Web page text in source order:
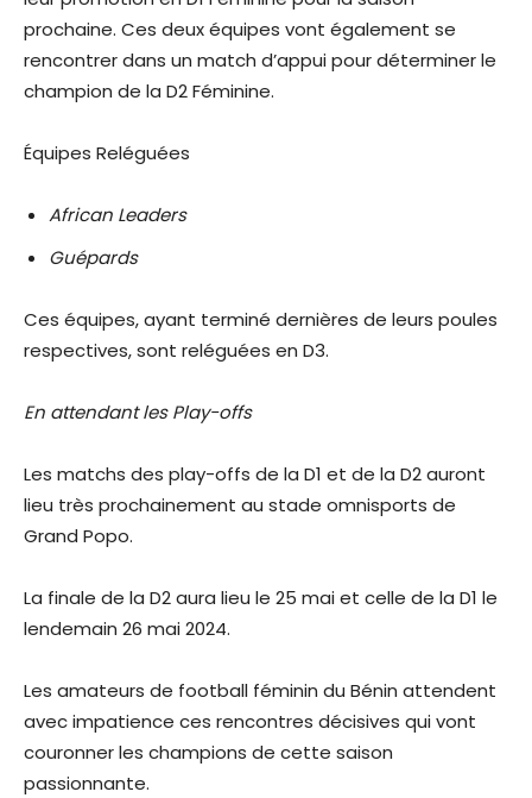
prochaine. Ces deux équipes vont également se
rencontrer dans un match d’appui pour déterminer le
champion de la D2 Féminine.
Équipes Reléguées
African Leaders
Guépards
Ces équipes, ayant terminé dernières de leurs poules
respectives, sont reléguées en D3.
En attendant les Play-offs
Les matchs des play-offs de la D1 et de la D2 auront
lieu très prochainement au stade omnisports de
Grand Popo.
La finale de la D2 aura lieu le 25 mai et celle de la D1 le
lendemain 26 mai 2024.
Les amateurs de football féminin du Bénin attendent
avec impatience ces rencontres décisives qui vont
couronner les champions de cette saison
passionnante.